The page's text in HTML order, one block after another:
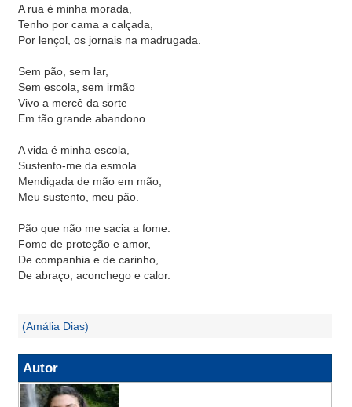
A rua é minha morada,
Tenho por cama a calçada,
Por lençol, os jornais na madrugada.
Sem pão, sem lar,
Sem escola, sem irmão
Vivo a mercê da sorte
Em tão grande abandono.
A vida é minha escola,
Sustento-me da esmola
Mendigada de mão em mão,
Meu sustento, meu pão.
Pão que não me sacia a fome:
Fome de proteção e amor,
De companhia e de carinho,
De abraço, aconchego e calor.
(Amália Dias)
Autor